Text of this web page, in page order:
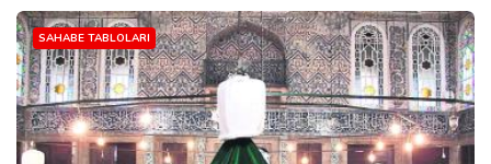
SAHABE TABLOLARI